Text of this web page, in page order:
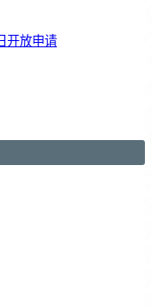
开放申请